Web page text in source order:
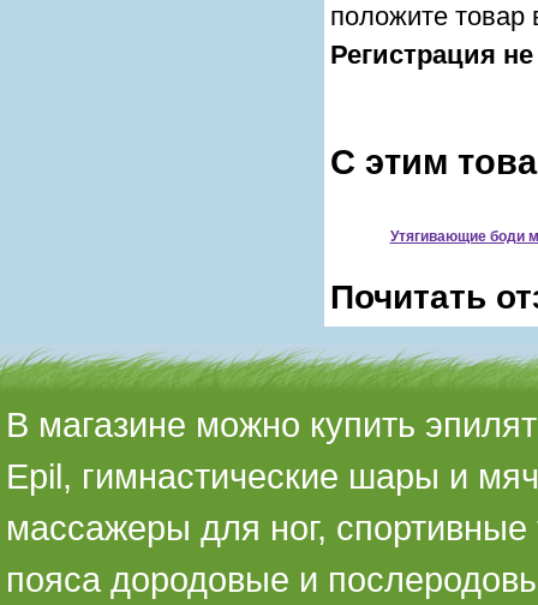
положите товар
Регистрация
С этим
Утягивающие боди
Почитать
В магазине можно купить
Epil, гимнастические шары и
массажеры для ног,
пояса дородовые и